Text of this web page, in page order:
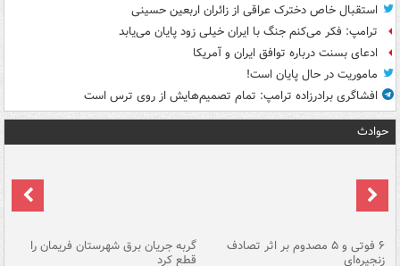
استقبال خاص دخترک عراقی از زائران اربعین حسینی
ترامپ: فکر می‌کنم جنگ با ایران خیلی زود پایان می‌یابد
ادعای بسنت درباره توافق ایران و آمریکا
ماموریت در حال پایان است!
افشاگری برادرزاده ترامپ: تمام تصمیم‌هایش از روی ترس است
حوادث
۶ فوتی و ۵ مصدوم بر اثر تصادف
زنجیره‌ای
گربه جریان برق شهرستان فریمان را
قطع کرد